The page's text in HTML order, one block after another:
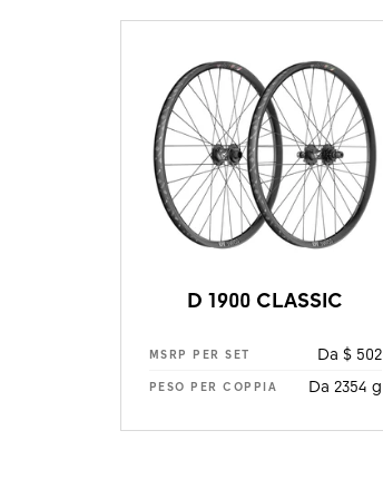
D 1900 CLASSIC
MSRP PER SET Da $ 502
PESO PER COPPIA Da 2354 g